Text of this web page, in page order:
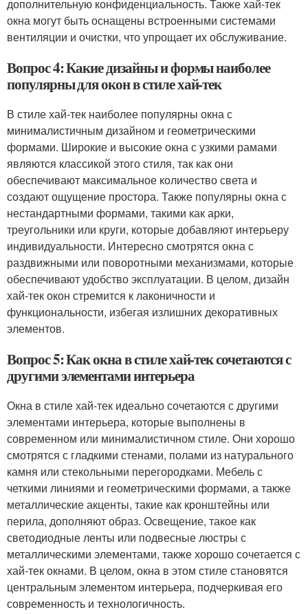
дополнительную конфиденциальность. Также хай-тек
окна могут быть оснащены встроенными системами
вентиляции и очистки, что упрощает их обслуживание.
Вопрос 4: Какие дизайны и формы наиболее
популярны для окон в стиле хай-тек
В стиле хай-тек наиболее популярны окна с
минималистичным дизайном и геометрическими
формами. Широкие и высокие окна с узкими рамами
являются классикой этого стиля, так как они
обеспечивают максимальное количество света и
создают ощущение простора. Также популярны окна с
нестандартными формами, такими как арки,
треугольники или круги, которые добавляют интерьеру
индивидуальности. Интересно смотрятся окна с
раздвижными или поворотными механизмами, которые
обеспечивают удобство эксплуатации. В целом, дизайн
хай-тек окон стремится к лаконичности и
функциональности, избегая излишних декоративных
элементов.
Вопрос 5: Как окна в стиле хай-тек сочетаются с
другими элементами интерьера
Окна в стиле хай-тек идеально сочетаются с другими
элементами интерьера, которые выполнены в
современном или минималистичном стиле. Они хорошо
смотрятся с гладкими стенами, полами из натурального
камня или стекольными перегородками. Мебель с
четкими линиями и геометрическими формами, а также
металлические акценты, такие как кронштейны или
перила, дополняют образ. Освещение, такое как
светодиодные ленты или подвесные люстры с
металлическими элементами, также хорошо сочетается с
хай-тек окнами. В целом, окна в этом стиле становятся
центральным элементом интерьера, подчеркивая его
современность и технологичность.